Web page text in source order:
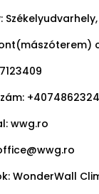
wwg.ro
WonderWall